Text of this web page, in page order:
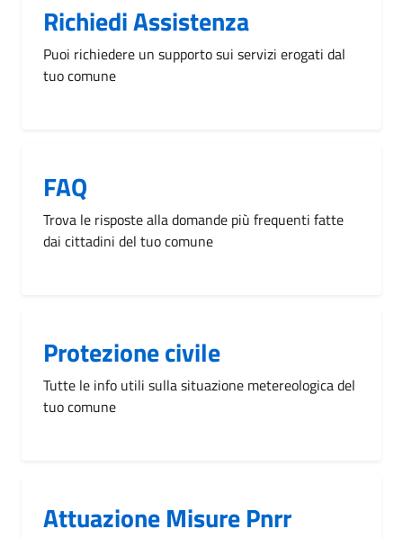
Richiedi Assistenza
Puoi richiedere un supporto sui servizi erogati dal
tuo comune
FAQ
Trova le risposte alla domande più frequenti fatte
dai cittadini del tuo comune
Protezione civile
Tutte le info utili sulla situazione metereologica del
tuo comune
Attuazione Misure Pnrr